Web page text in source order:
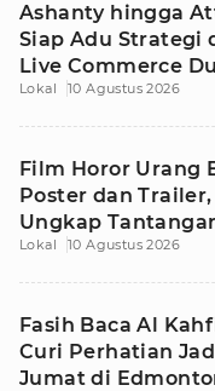
Ashanty hingga
Siap Adu Strategi
Live Commerce
Lokal 10 Agustus 2026
Film Horor Urang
Poster dan
Ungkap
Lokal 10 Agustus 2026
Fasih Baca Al
Curi Perhatian
Jumat di